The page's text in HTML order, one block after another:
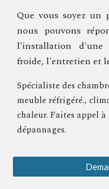
Que vous soyez un
nous pouvons
l'installation d'une
froide, l'entretien et
Spécialiste des
meuble réfrigéré.,
chaleur. Faites appel
dépannages.